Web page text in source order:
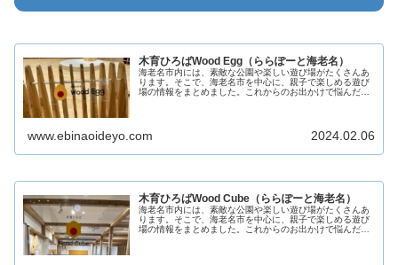
木育ひろばWood Egg（ららぽーと海老名）
海老名市内には、素敵な公園や楽しい遊び場がたくさんあ
ります。そこで、海老名市を中心に、親子で楽しめる遊び
場の情報をまとめました。これからのお出かけで悩んだ際
www.ebinaoideyo.com 2024.02.06
木育ひろばWood Cube（ららぽーと海老名）
海老名市内には、素敵な公園や楽しい遊び場がたくさんあ
ります。そこで、海老名市を中心に、親子で楽しめる遊び
場の情報をまとめました。これからのお出かけで悩んだ際